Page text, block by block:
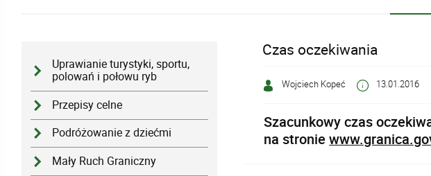
Uprawianie turystyki, sportu,
polowań i połowu ryb
Przepisy celne
Podróżowanie z dziećmi
Mały Ruch Graniczny
Czas oczekiwania
Wojciech Kopeć 13.01.2016
Szacunkowy czas
na stronie